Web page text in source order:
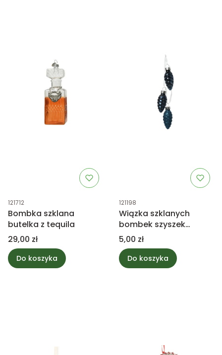
Kod produktu
121712
Bombka szklana
butelka z tequila
Cena
29,00 zł
Do koszyka
Kod produktu
121198
Wiązka szklanych
bombek szyszek
granatowych mix
Cena
5,00 zł
Do koszyka